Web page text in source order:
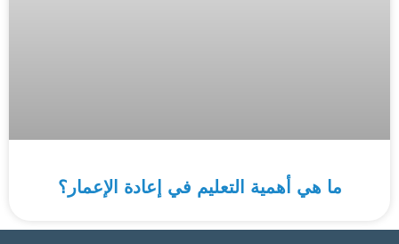
ما هي أهمية التعليم في إعادة الإعمار؟